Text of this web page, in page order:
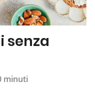
senza
minuti